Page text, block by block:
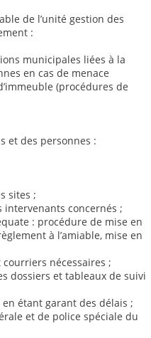
de l’unité gestion des
:
municipales liées à la
en cas de menace
(procédures de
et des personnes :
sites ;
intervenants concernés ;
: procédure de mise en
à l’amiable, mise en
nécessaires ;
dossiers et tableaux de suivi
étant garant des délais ;
et de police spéciale du